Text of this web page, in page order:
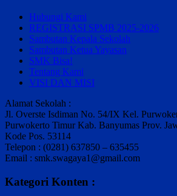
Hubungi Kami
REGISTRASI SPMB 2025-2026
Sambutan Kepala Sekolah
Sambutan Ketua Yayasan
SMK Bisa!
Tentang Kami
VISI DAN MISI
Alamat Sekolah :
Jl. Overste Isdiman No. 54/IX Kel.
Purwokerto Timur Kab. Banyumas Prov.
Kode Pos. 53114
Telepon : (0281) 637850 – 635455
Email : smk.swagaya1@gmail.com
Kategori Konten :